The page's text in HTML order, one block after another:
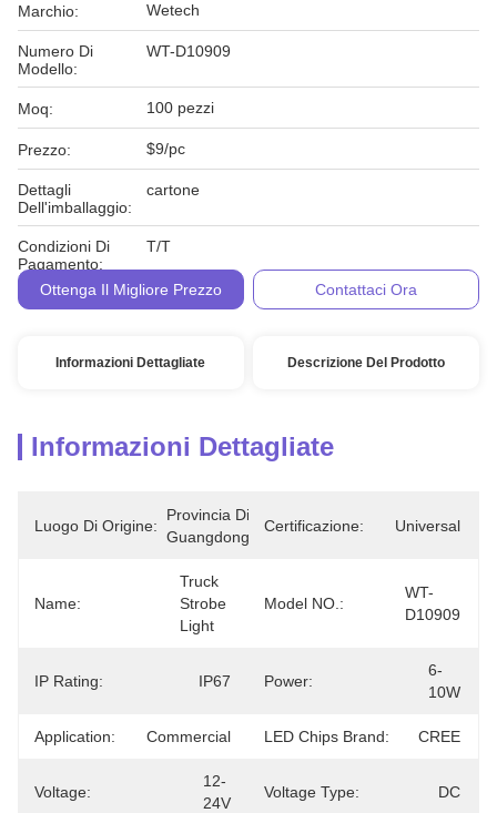
Marchio: Wetech
Numero Di
Modello:
WT-D10909
Moq: 100 pezzi
Prezzo: $9/pc
Dettagli
Dell'imballaggio:
cartone
Condizioni Di
Pagamento:
T/T
Ottenga Il Migliore Prezzo Contattaci Ora
Informazioni Dettagliate Descrizione Del Prodotto
Informazioni Dettagliate
Luogo Di Origine:
Provincia Di
Guangdong
Certificazione: Universal
Name:
Truck
Strobe
Light
Model NO.:
WT-
D10909
IP Rating: IP67 Power:
6-
10W
Application: Commercial LED Chips Brand: CREE
Voltage:
12-
24V
Voltage Type: DC